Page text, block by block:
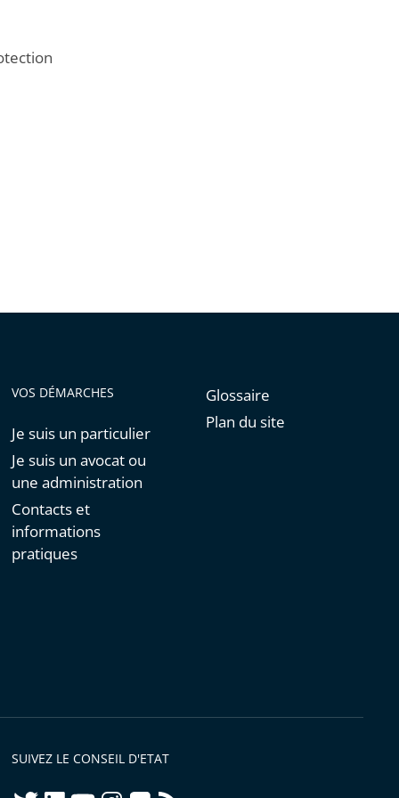
VOS DÉMARCHES
Je suis un particulier
Je suis un avocat ou
une administration
Contacts et
informations
pratiques
Glossaire
Plan du site
SUIVEZ LE CONSEIL D'ETAT